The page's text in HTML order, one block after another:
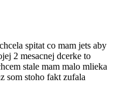
spitat co mam jets aby
2 mesacnej dcerke to
stale mam malo mlieka
som stoho fakt zufala